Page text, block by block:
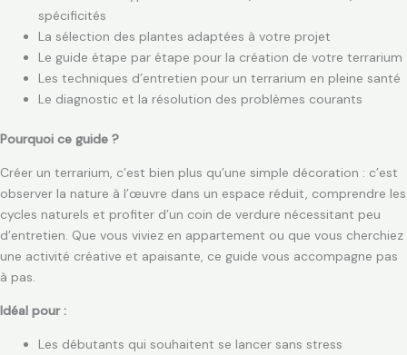
spécificités
La sélection des plantes adaptées à votre projet
Le guide étape par étape pour la création de votre terrarium
Les techniques d’entretien pour un terrarium en pleine santé
Le diagnostic et la résolution des problèmes courants
Pourquoi ce guide ?
Créer un terrarium, c’est bien plus qu’une simple décoration : c’est
observer la nature à l’œuvre dans un espace réduit, comprendre les
cycles naturels et profiter d’un coin de verdure nécessitant peu
d’entretien. Que vous viviez en appartement ou que vous cherchiez
une activité créative et apaisante, ce guide vous accompagne pas
à pas.
Idéal pour :
Les débutants qui souhaitent se lancer sans stress